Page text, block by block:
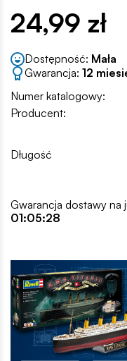
24,99 zł
Dostępność: Mała
Gwarancja: 12
Numer katalogowy:
Producent:
Długość
Gwarancja dostawy
01:05:28